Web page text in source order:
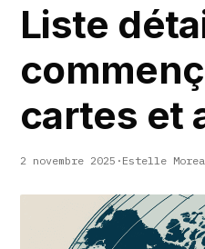
Liste
cartes et
2 novembre 2025 · Estelle